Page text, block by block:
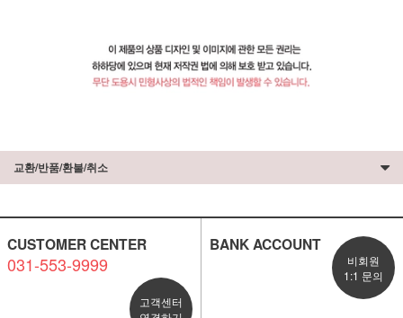
교환/반품/환불/취소
CUSTOMER CENTER
031-553-9999
고객센터
BANK ACCOUNT
비회원
1:1 문의